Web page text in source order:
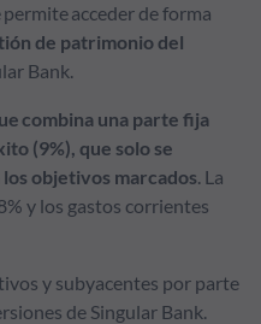
permite acceder de forma
de patrimonio del
Bank.
combina una parte fija
(9%), que solo se
objetivos marcados. La
y los gastos corrientes
y subyacentes por parte
de Singular Bank.